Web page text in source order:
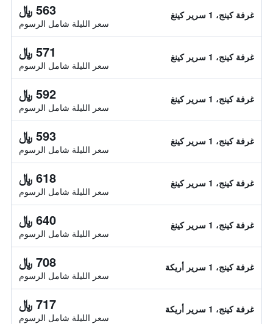
غرفة كينج، 1 سرير كينغ 563 ﷼
سعر الليلة شامل الرسوم
غرفة كينج، 1 سرير كينغ 571 ﷼
سعر الليلة شامل الرسوم
غرفة كينج، 1 سرير كينغ 592 ﷼
سعر الليلة شامل الرسوم
غرفة كينج، 1 سرير كينغ 593 ﷼
سعر الليلة شامل الرسوم
غرفة كينج، 1 سرير كينغ 618 ﷼
سعر الليلة شامل الرسوم
غرفة كينج، 1 سرير كينغ 640 ﷼
سعر الليلة شامل الرسوم
غرفة كينج، 1 سرير أريكة 708 ﷼
سعر الليلة شامل الرسوم
غرفة كينج، 1 سرير أريكة 717 ﷼
سعر الليلة شامل الرسوم